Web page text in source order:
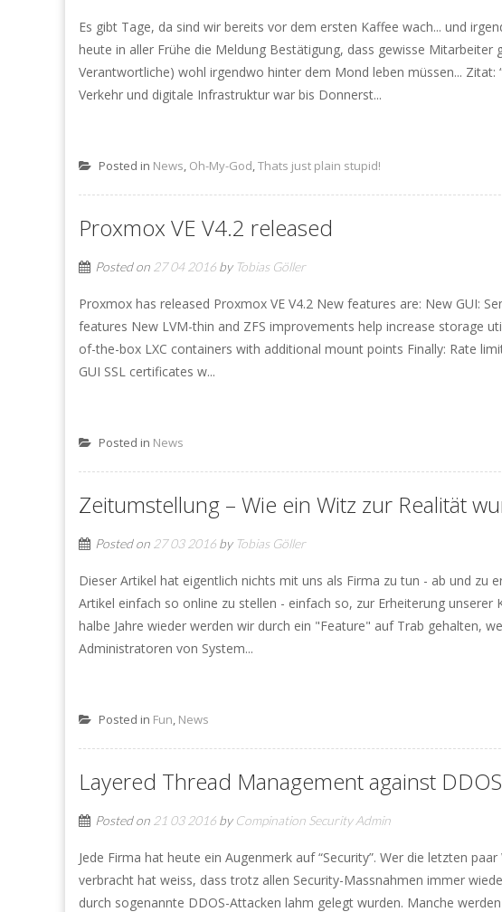
Es gibt Tage, da sind wir bereits vor dem ersten Kaffee wach... und
heute in aller Frühe die Meldung Bestätigung, dass gewisse Mitarbeiter
Verantwortliche) wohl irgendwo hinter dem Mond leben müssen...
Verkehr und digitale Infrastruktur war bis Donnerst...
Posted in News, Oh-My-God,Thats just plain stupid!
Proxmox VE V4.2 released
Posted on 27 04 2016 by Tobias Göller
Proxmox has released Proxmox VE V4.2 New features are: New GUI:
features New LVM-thin and ZFS improvements help increase storage
of-the-box LXC containers with additional mount points Finally: Rate
GUI SSL certificates w...
Posted in News
Zeitumstellung – Wie ein Witz zur Realität
Posted on 27 03 2016 by Tobias Göller
Dieser Artikel hat eigentlich nichts mit uns als Firma zu tun - ab und zu
Artikel einfach so online zu stellen - einfach so, zur Erheiterung
halbe Jahre wieder werden wir durch ein "Feature" auf Trab gehalten,
Administratoren von System...
Posted in Fun, News
Layered Thread Management against
Posted on 21 03 2016 by Compination Security Admin
Jede Firma hat heute ein Augenmerk auf “Security”. Wer die letzten
verbracht hat weiss, dass trotz allen Security-Massnahmen immer
durch sogenannte DDOS-Attacken lahm gelegt wurden. Manche